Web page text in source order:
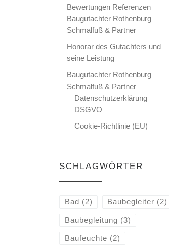
Bewertungen Referenzen
Baugutachter Rothenburg
Schmalfuß & Partner
Honorar des Gutachters und
seine Leistung
Baugutachter Rothenburg
Schmalfuß & Partner
Datenschutzerklärung
DSGVO
Cookie-Richtlinie (EU)
SCHLAGWÖRTER
Bad (2) Baubegleiter (2)
Baubegleitung (3)
Baufeuchte (2)